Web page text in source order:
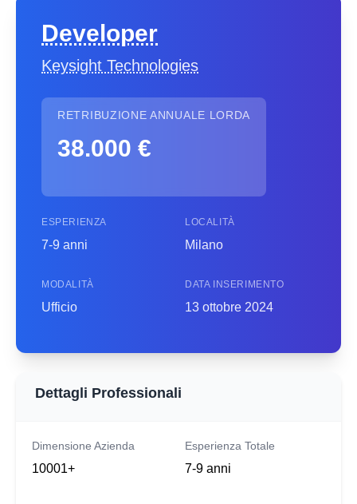
Developer
Keysight Technologies
RETRIBUZIONE ANNUALE LORDA
38.000 €
ESPERIENZA
7-9 anni
LOCALITÀ
Milano
MODALITÀ
Ufficio
DATA INSERIMENTO
13 ottobre 2024
Dettagli Professionali
Dimensione Azienda
10001+
Esperienza Totale
7-9 anni